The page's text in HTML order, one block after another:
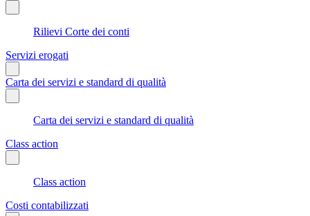
Rilievi Corte dei conti
Servizi erogati
Carta dei servizi e standard di qualità
Carta dei servizi e standard di qualità
Class action
Class action
Costi contabilizzati